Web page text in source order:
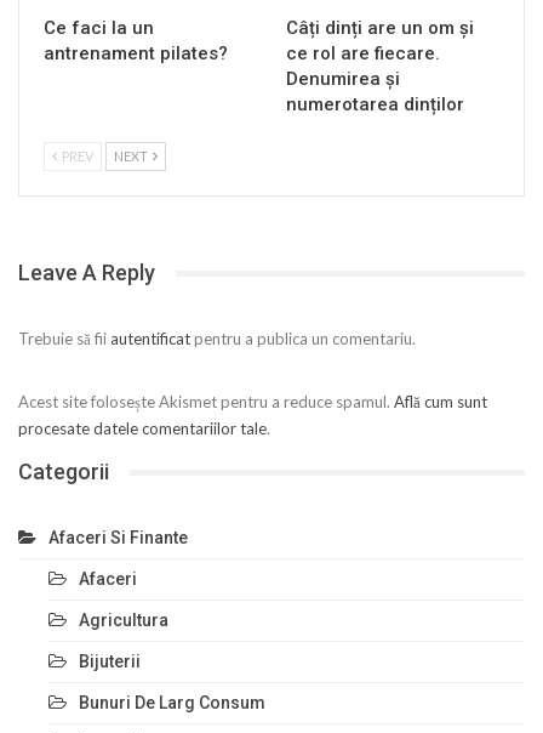
Ce faci la un
antrenament pilates?
Câți dinți are un om și
ce rol are fiecare.
Denumirea și
numerotarea dinților
PREV NEXT
Leave A Reply
Trebuie să fii autentificatpentru a publica un comentariu.
Acest site folosește Akismet pentru a reduce spamul. Află cum sunt
procesate datele comentariilor tale.
Categorii
Afaceri Si Finante
Afaceri
Agricultura
Bijuterii
Bunuri De Larg Consum